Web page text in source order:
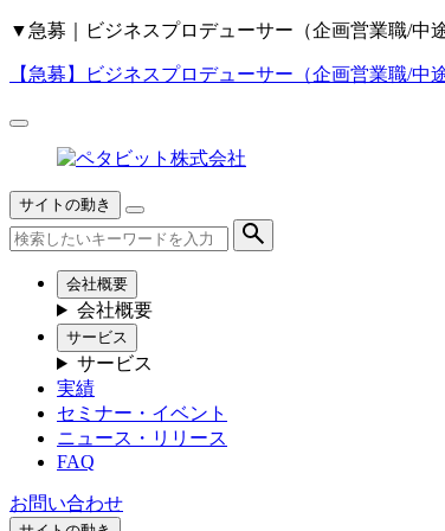
▼ 急募｜ビジネスプロデューサー（企画営業職/中
【急募】 ビジネスプロデューサー（企画営業職/中
サイトの動き
会社概要
会社概要
サービス
サービス
実績
セミナー・イベント
ニュース・リリース
FAQ
お問い合わせ